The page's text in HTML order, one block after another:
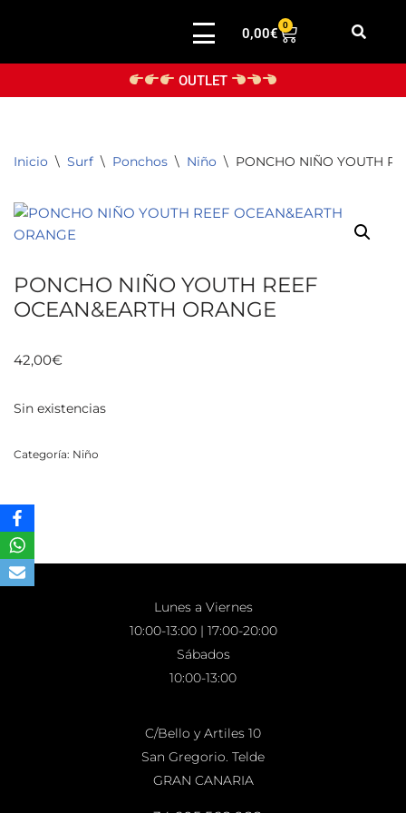
0,00€
0
OUTLET
Inicio \ Surf \ Ponchos \ Niño \ PONCHO NIÑO YOUTH
PONCHO NIÑO YOUTH REEF
OCEAN&EARTH ORANGE
42,00€
Sin existencias
Categoría: Niño
Lunes a Viernes
10:00-13:00 | 17:00-20:00
Sábados
10:00-13:00
C/Bello y Artiles 10
San Gregorio. Telde
GRAN CANARIA